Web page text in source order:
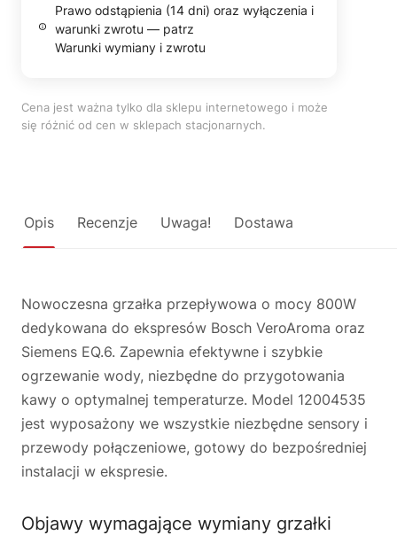
Prawo odstąpienia (14 dni) oraz wyłączenia i
warunki zwrotu — patrz
Warunki wymiany i zwrotu
Cena jest ważna tylko dla sklepu internetowego i może
się różnić od cen w sklepach stacjonarnych.
Opis Recenzje Uwaga! Dostawa
Nowoczesna grzałka przepływowa o mocy 800W
dedykowana do ekspresów Bosch VeroAroma oraz
Siemens EQ.6. Zapewnia efektywne i szybkie
ogrzewanie wody, niezbędne do przygotowania
kawy o optymalnej temperaturze. Model 12004535
jest wyposażony we wszystkie niezbędne sensory i
przewody połączeniowe, gotowy do bezpośredniej
instalacji w ekspresie.
Objawy wymagające wymiany grzałki